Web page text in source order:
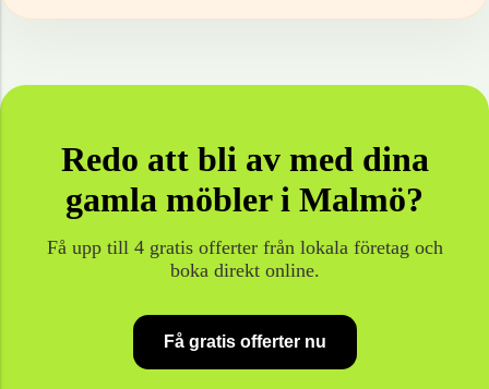
Redo att bli av med dina
gamla möbleri Malmö?
Få upp till 4 gratis offerter från lokala företag och
boka direkt online.
Få gratis offerter nu